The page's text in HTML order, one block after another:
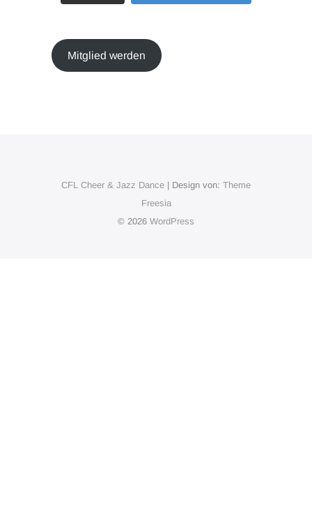
Mitglied werden
CFL Cheer & Jazz Dance | Design von: Theme
Freesia
© 2026 WordPress